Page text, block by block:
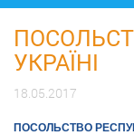
УКРАЇНІ
18.05.2017
ПОСОЛЬСТВО